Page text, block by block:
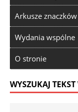
Arkusze
Wydania wspólne
O stronie
WYSZUKAJ